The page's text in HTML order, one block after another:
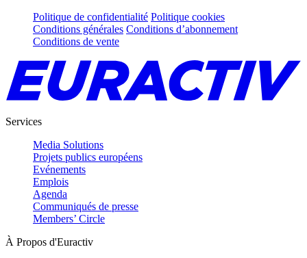
Politique de confidentialité Politique cookies
Conditions générales Conditions d’abonnement
Conditions de vente
Services
Media Solutions
Projets publics européens
Evénements
Emplois
Agenda
Communiqués de presse
Members’ Circle
À Propos d'Euractiv